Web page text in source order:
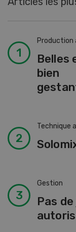
Production
Belles
bien
Technique
Gestion
Pas